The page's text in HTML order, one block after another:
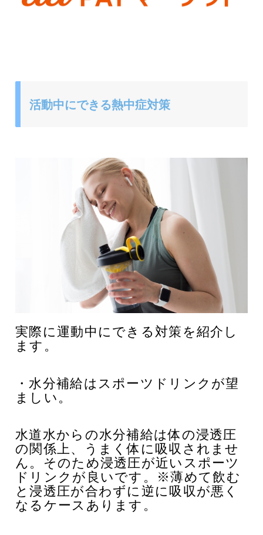
活動中にできる熱中症対策
実際に運動中にできる対策を紹介し
ます。
・水分補給はスポーツドリンクが望
ましい。
水道水からの水分補給は体の浸透圧
の関係上、うまく体に吸収されませ
ん。そのため浸透圧が近いスポーツ
ドリンクが良いです。
※薄めて飲む
と浸透圧が合わずに逆に吸収が悪く
なるケースあります。